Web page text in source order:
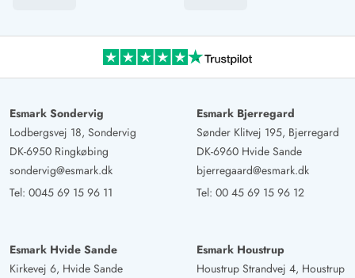
Esmark Sondervig
Lodbergsvej 18, Sondervig
DK-6950 Ringkøbing
sondervig@esmark.dk
Tel: 0045 69 15 96 11
Esmark Bjerregard
Sønder Klitvej 195, Bjerregard
DK-6960 Hvide Sande
bjerregaard@esmark.dk
Tel: 00 45 69 15 96 12
Esmark Hvide Sande
Kirkevej 6, Hvide Sande
Esmark Houstrup
Houstrup Strandvej 4, Houstrup